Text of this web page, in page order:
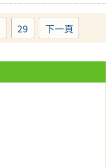
Page
29 下一頁